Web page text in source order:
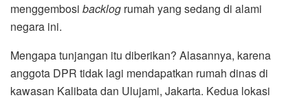
menggembosi backlog rumah yang sedang di alami
negara ini.
Mengapa tunjangan itu diberikan? Alasannya, karena
anggota DPR tidak lagi mendapatkan rumah dinas di
kawasan Kalibata dan Ulujami, Jakarta. Kedua lokasi